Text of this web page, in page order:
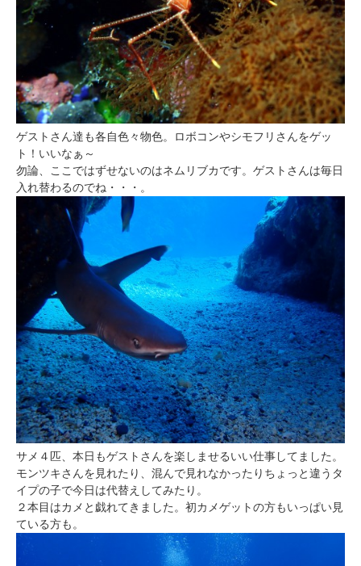
ゲストさん達も各自色々物色。ロボコンやシモフリさんをゲッ
ト！いいなぁ～
勿論、ここではずせないのはネムリブカです。ゲストさんは毎日
入れ替わるのでね・・・。
サメ４匹、本日もゲストさんを楽しませるいい仕事してました。
モンツキさんを見れたり、混んで見れなかったりちょっと違うタ
イプの子で今日は代替えしてみたり。
２本目はカメと戯れてきました。初カメゲットの方もいっぱい見
ている方も。